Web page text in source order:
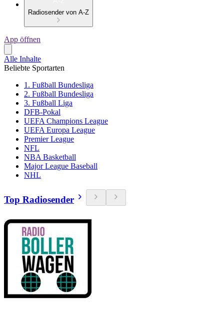
Radiosender von A-Z
App öffnen
Alle Inhalte
Beliebte Sportarten
1. Fußball Bundesliga
2. Fußball Bundesliga
3. Fußball Liga
DFB-Pokal
UEFA Champions League
UEFA Europa League
Premier League
NFL
NBA Basketball
Major League Baseball
NHL
Top Radiosender